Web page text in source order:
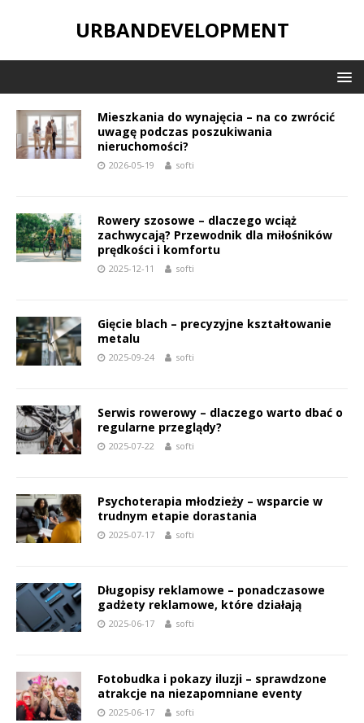
URBANDEVELOPMENT
Mieszkania do wynajęcia – na co zwrócić
uwagę podczas poszukiwania
nieruchomości?
2026-05-19 softi
Rowery szosowe – dlaczego wciąż
zachwycają? Przewodnik dla miłośników
prędkości i komfortu
2025-12-11 softi
Gięcie blach – precyzyjne kształtowanie
metalu
2025-09-24 softi
Serwis rowerowy – dlaczego warto dbać o
regularne przeglądy?
2025-07-22 softi
Psychoterapia młodzieży – wsparcie w
trudnym etapie dorastania
2025-07-17 softi
Długopisy reklamowe – ponadczasowe
gadżety reklamowe, które działają
2025-06-17 softi
Fotobudka i pokazy iluzji – sprawdzone
atrakcje na niezapomniane eventy
2025-06-17 softi